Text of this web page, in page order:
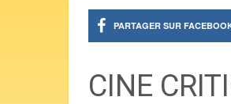
PARTAGER SUR
CINE